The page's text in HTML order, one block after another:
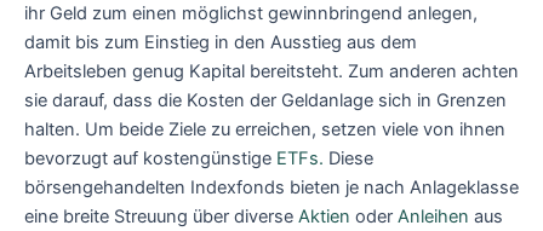
ihr Geld zum einen möglichst gewinnbringend anlegen,
damit bis zum Einstieg in den Ausstieg aus dem
Arbeitsleben genug Kapital bereitsteht. Zum anderen achten
sie darauf, dass die Kosten der Geldanlage sich in Grenzen
halten. Um beide Ziele zu erreichen, setzen viele von ihnen
bevorzugt auf kostengünstige ETFs. Diese
börsengehandelten Indexfonds bieten je nach Anlageklasse
eine breite Streuung über diverse Aktien oder Anleihen aus